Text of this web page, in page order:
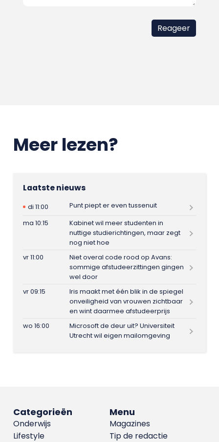
Meer lezen?
Laatste nieuws
di 11:00
Punt piept er even tussenuit
ma 10:15
Kabinet wil meer studenten in
nuttige studierichtingen, maar zegt
nog niet hoe
vr 11:00
Niet overal code rood op Avans:
sommige afstudeerzittingen gingen
wel door
vr 09:15
Iris maakt met één blik in de spiegel
onveiligheid van vrouwen zichtbaar
en wint daarmee afstudeerprijs
wo 16:00
Microsoft de deur uit? Universiteit
Utrecht wil eigen mailomgeving
Menu
Magazines
Tip de redactie
Categorieën
Onderwijs
Lifestyle